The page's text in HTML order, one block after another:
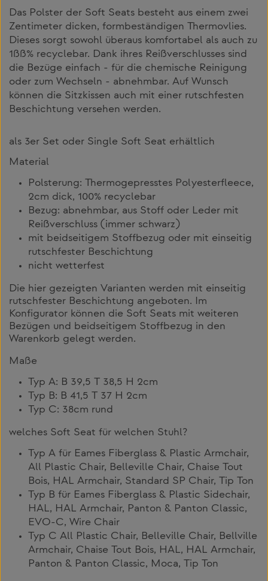
Das Polster der Soft Seats besteht aus einem zwei
Zentimeter dicken, formbeständigen Thermovlies.
Dieses sorgt sowohl überaus komfortabel als auch zu
1ßß% recyclebar. Dank ihres Reißverschlusses sind
die Bezüge einfach - für die chemische Reinigung
oder zum Wechseln - abnehmbar. Auf Wunsch
können die Sitzkissen auch mit einer rutschfesten
Beschichtung versehen werden.
als 3er Set oder Single Soft Seat erhältlich
Material
Polsterung: Thermogepresstes Polyesterfleece,
2cm dick, 100% recyclebar
Bezug: abnehmbar, aus Stoff oder Leder mit
Reißverschluss (immer schwarz)
mit beidseitigem Stoffbezug oder mit einseitig
rutschfester Beschichtung
nicht wetterfest
Die hier gezeigten Varianten werden mit einseitig
rutschfester Beschichtung angeboten. Im
Konfigurator können die Soft Seats mit weiteren
Bezügen und beidseitigem Stoffbezug in den
Warenkorb gelegt werden.
Maße
Typ A: B 39,5 T 38,5 H 2cm
Typ B: B 41,5 T 37 H 2cm
Typ C: 38cm rund
welches Soft Seat für welchen Stuhl?
Typ A für Eames Fiberglass & Plastic Armchair,
All Plastic Chair, Belleville Chair, Chaise Tout
Bois, HAL Armchair, Standard SP Chair, Tip Ton
Typ B für Eames Fiberglass & Plastic Sidechair,
HAL, HAL Armchair, Panton & Panton Classic,
EVO-C, Wire Chair
Typ C All Plastic Chair, Belleville Chair, Bellville
Armchair, Chaise Tout Bois, HAL, HAL Armchair,
Panton & Panton Classic, Moca, Tip Ton